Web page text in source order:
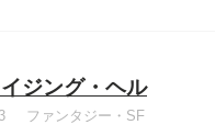
ジング・ヘル
3 ファンタジー・SF